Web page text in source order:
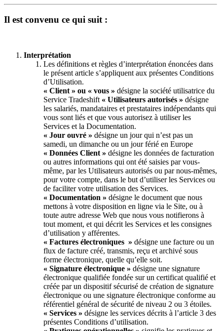
Il est convenu ce qui suit :
Interprétation
Les définitions et règles d’interprétation énoncées dans
le présent article s’appliquent aux présentes Conditions
d’Utilisation.
« Client » ou « vous » désigne la société utilisatrice du
Service Tradeshift « Utilisateurs autorisés » désigne
les salariés, mandataires et prestataires indépendants qui
vous sont liés et que vous autorisez à utiliser les
Services et la Documentation.
« Jour ouvré » désigne un jour qui n’est pas un
samedi, un dimanche ou un jour férié en Europe
« Données Client » désigne les données de facturation
ou autres informations qui ont été saisies par vous-
même, par les Utilisateurs autorisés ou par nous-mêmes,
pour votre compte, dans le but d’utiliser les Services ou
de faciliter votre utilisation des Services.
« Documentation » désigne le document que nous
mettons à votre disposition en ligne via le Site, ou à
toute autre adresse Web que nous vous notifierons à
tout moment, et qui décrit les Services et les consignes
d’utilisation y afférentes.
« Factures électroniques » désigne une facture ou un
flux de facture créé, transmis, reçu et archivé sous
forme électronique, quelle qu’elle soit.
« Signature électronique » désigne une signature
électronique qualifiée fondée sur un certificat qualifié et
créée par un dispositif sécurisé de création de signature
électronique ou une signature électronique conforme au
référentiel général de sécurité de niveau 2 ou 3 étoiles.
« Services » désigne les services décrits à l’article 3 des
présentes Conditions d’utilisation.